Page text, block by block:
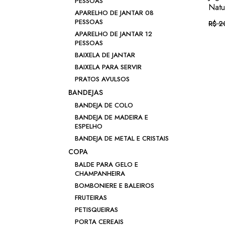
R$
O
O
APARELHO DE JANTAR 08
PESSOAS
APARELHO DE JANTAR 12
PESSOAS
BAIXELA DE JANTAR
BAIXELA PARA SERVIR
PRATOS AVULSOS
BANDEJAS
BANDEJA DE COLO
BANDEJA DE MADEIRA E
ESPELHO
BANDEJA DE METAL E CRISTAIS
COPA
BALDE PARA GELO E
CHAMPANHEIRA
BOMBONIERE E BALEIROS
FRUTEIRAS
PETISQUEIRAS
PORTA CEREAIS